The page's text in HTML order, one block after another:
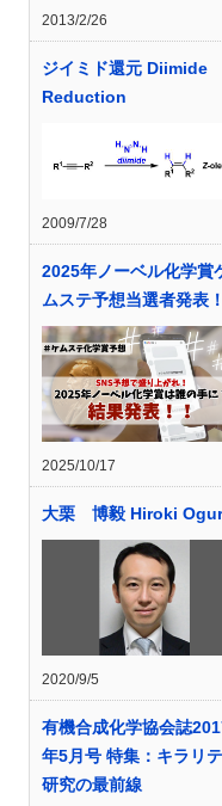
2013/2/26
ジイミド還元 Diimide
Reduction
2009/7/28
2025年ノーベル化学賞
ムステ予想当選者発表！
2025/10/17
大栗 博毅 Hiroki
2020/9/5
有機合成化学協会誌
年5月号 特集：キラリ
研究の最前線